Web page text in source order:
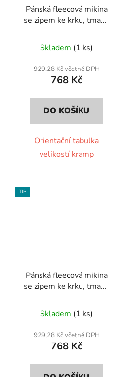
Pánská fleecová mikina
se zipem ke krku, tmavě
Skladem (1 ks)
929,28 Kč včetně DPH
768 Kč
DO KOŠÍKU
Orientační tabulka
velikostí kramp
TIP
Pánská fleecová mikina
se zipem ke krku, tmavě
Skladem (1 ks)
929,28 Kč včetně DPH
768 Kč